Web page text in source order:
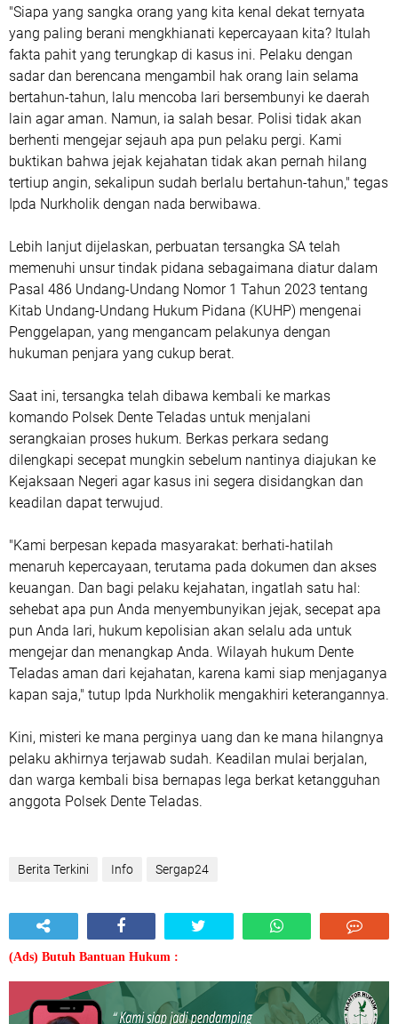
"Siapa yang sangka orang yang kita kenal dekat ternyata
yang paling berani mengkhianati kepercayaan kita? Itulah
fakta pahit yang terungkap di kasus ini. Pelaku dengan
sadar dan berencana mengambil hak orang lain selama
bertahun-tahun, lalu mencoba lari bersembunyi ke daerah
lain agar aman. Namun, ia salah besar. Polisi tidak akan
berhenti mengejar sejauh apa pun pelaku pergi. Kami
buktikan bahwa jejak kejahatan tidak akan pernah hilang
tertiup angin, sekalipun sudah berlalu bertahun-tahun," tegas
Ipda Nurkholik dengan nada berwibawa.
Lebih lanjut dijelaskan, perbuatan tersangka SA telah
memenuhi unsur tindak pidana sebagaimana diatur dalam
Pasal 486 Undang-Undang Nomor 1 Tahun 2023 tentang
Kitab Undang-Undang Hukum Pidana (KUHP) mengenai
Penggelapan, yang mengancam pelakunya dengan
hukuman penjara yang cukup berat.
Saat ini, tersangka telah dibawa kembali ke markas
komando Polsek Dente Teladas untuk menjalani
serangkaian proses hukum. Berkas perkara sedang
dilengkapi secepat mungkin sebelum nantinya diajukan ke
Kejaksaan Negeri agar kasus ini segera disidangkan dan
keadilan dapat terwujud.
"Kami berpesan kepada masyarakat: berhati-hatilah
menaruh kepercayaan, terutama pada dokumen dan akses
keuangan. Dan bagi pelaku kejahatan, ingatlah satu hal:
sehebat apa pun Anda menyembunyikan jejak, secepat apa
pun Anda lari, hukum kepolisian akan selalu ada untuk
mengejar dan menangkap Anda. Wilayah hukum Dente
Teladas aman dari kejahatan, karena kami siap menjaganya
kapan saja," tutup Ipda Nurkholik mengakhiri keterangannya.
Kini, misteri ke mana perginya uang dan ke mana hilangnya
pelaku akhirnya terjawab sudah. Keadilan mulai berjalan,
dan warga kembali bisa bernapas lega berkat ketangguhan
anggota Polsek Dente Teladas.
Berita Terkini Info Sergap24
(Ads) Butuh Bantuan Hukum :